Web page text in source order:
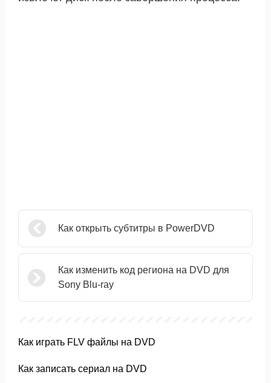
Как открыть субтитры в PowerDVD
Как изменить код региона на DVD для
Sony Blu-ray
Как играть FLV файлы на DVD
Как записать сериал на DVD